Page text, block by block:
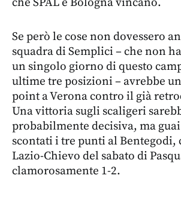
Se però le cose non dovessero
squadra di Semplici – che non
un singolo giorno di questo
ultime tre posizioni – avrebbe
point a Verona contro il già
Una vittoria sugli scaligeri
probabilmente decisiva, ma
scontati i tre punti al Bentegodi,
Lazio-Chievo del sabato di
clamorosamente 1-2.